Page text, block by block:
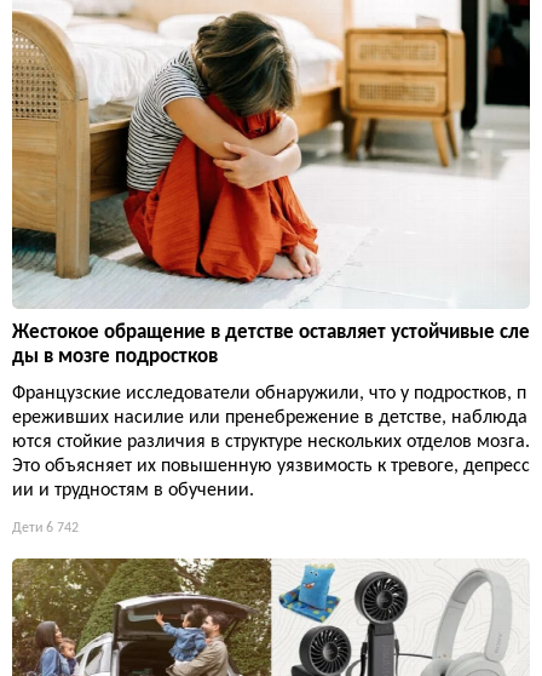
Жестокое обращение в детстве оставляет устойчивые сле
ды в мозге подростков
Французские исследователи обнаружили, что у подростков, п
ереживших насилие или пренебрежение в детстве, наблюда
ются стойкие различия в структуре нескольких отделов мозга.
Это объясняет их повышенную уязвимость к тревоге, депресс
ии и трудностям в обучении.
Дети 6 742